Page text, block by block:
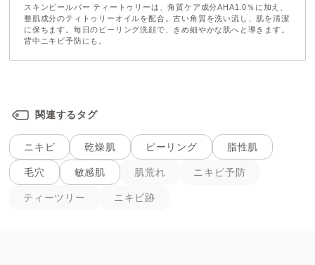
スキンピールバー ティートゥリーは、⾓質ケア成分AHA1.0％に加え、
整肌成分のティトゥリーオイルを配合。古い⾓質を洗い流し、肌を清潔
に保ちます。毎⽇のピーリング洗顔で、きめ細やかな肌へと導きます。
背中ニキビ予防にも。
関連するタグ
ニキビ 乾燥肌 ピーリング 脂性肌
毛穴 敏感肌 肌荒れ ニキビ予防
ティーツリー ニキビ跡